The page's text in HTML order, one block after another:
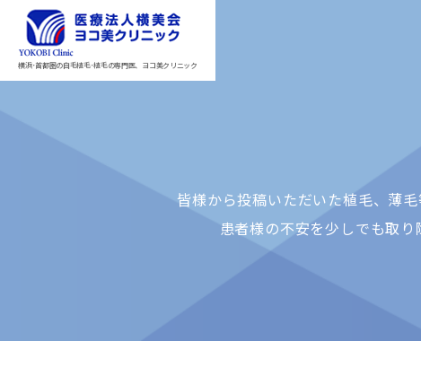
横浜･首都圏の自毛植毛･植毛の専門医、ヨコ美クリニック
皆様から投稿いただいた植⽑、薄
患者様の不安を少しでも取